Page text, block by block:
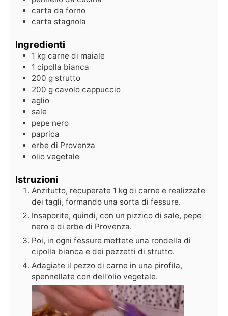
carta da forno
carta stagnola
Ingredienti
1 kg carne di maiale
1 cipolla bianca
200 g strutto
200 g cavolo cappuccio
aglio
sale
pepe nero
paprica
erbe di Provenza
olio vegetale
Istruzioni
Anzitutto, recuperate 1 kg di carne e realizzate
dei tagli, formando una sorta di fessure.
Insaporite, quindi, con un pizzico di sale, pepe
nero e di erbe di Provenza.
Poi, in ogni fessure mettete una rondella di
cipolla bianca e dei pezzetti di strutto.
Adagiate il pezzo di carne in una pirofila,
spennellate con dell'olio vegetale.